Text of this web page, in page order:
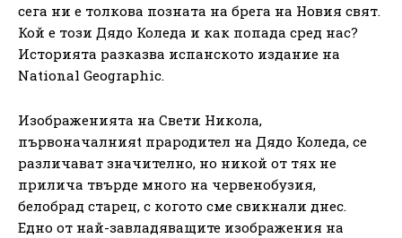
сега ни е толкова позната на брега на Новия свят.
Кой е този Дядо Коледа и как попада сред нас?
Историята разказва испанското издание на
National Geographic.
Изображенията на Свети Никола,
първоначалнияt прародител на Дядо Коледа, се
различават значително, но никой от тях не
прилича твърде много на червенобузия,
белобрад старец, с когото сме свикнали днес.
Едно от най-завладяващите изображения на